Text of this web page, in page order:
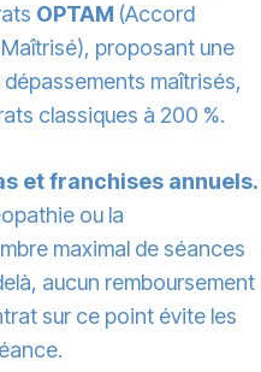
OPTAM (Accord
proposant une
maîtrisés,
classiques à 200 %.
et franchises annuels.
ou la
maximal de séances
aucun remboursement
sur ce point évite les